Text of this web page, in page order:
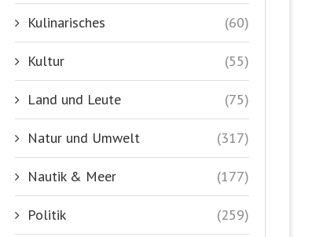
Kulinarisches (60)
Kultur (55)
Land und Leute (75)
Natur und Umwelt (317)
Nautik & Meer (177)
Politik (259)